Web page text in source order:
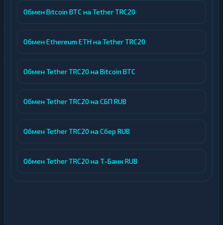
Обмен Bitcoin BTC на Tether TRC20
Обмен Ethereum ETH на Tether TRC20
Обмен Tether TRC20 на Bitcoin BTC
Обмен Tether TRC20 на СБП RUB
Обмен Tether TRC20 на Сбер RUB
Обмен Tether TRC20 на Т-Банк RUB